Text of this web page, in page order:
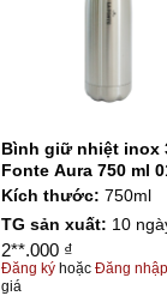
Bình giữ nhiệt inox
Fonte Aura 750
Kích thước: 750ml
TG sản xuất: 10
2**.000 ₫
Đăng ký hoặcĐăng nhập
giá